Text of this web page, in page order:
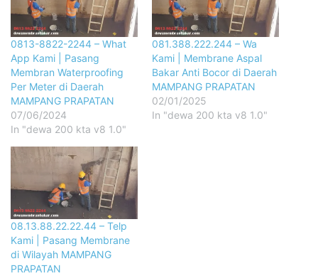
0813-8822-2244 – What
App Kami | Pasang
Membran Waterproofing
Per Meter di Daerah
MAMPANG PRAPATAN
07/06/2024
In "dewa 200 kta v8 1.0"
081.388.222.244 – Wa
Kami | Membrane Aspal
Bakar Anti Bocor di Daerah
MAMPANG PRAPATAN
02/01/2025
In "dewa 200 kta v8 1.0"
08.13.88.22.22.44 – Telp
Kami | Pasang Membrane
di Wilayah MAMPANG
PRAPATAN